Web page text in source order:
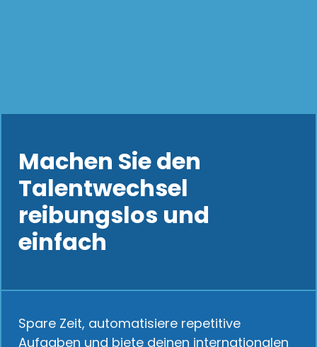
Machen Sie den
Talentwechsel
reibungslos und
einfach
Spare Zeit, automatisiere repetitive
Aufgaben und biete deinen internationalen